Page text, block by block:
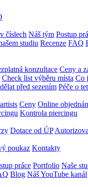
číslech Náš tým Postup
studiu Recenze FAQ
konzultace Ceny a
Check list výběru místa Co
před sezením Péče o
Ceny Online
Kontrola piercingu
⁠Dotace od ÚP
poukaz Kontakty
práce Portfolio Naše
Blog Náš YouTube kanál